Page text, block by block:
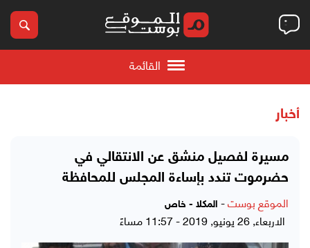
القائمة
أخبار
مسيرة لفصيل منشق عن الانتقالي في
حضرموت تندد بإساءة المجلس للمحافظة
الموقع بوست- المكلا - خاص
الاربعاء, 26 يونيو, 2019 - 11:57 مساءً